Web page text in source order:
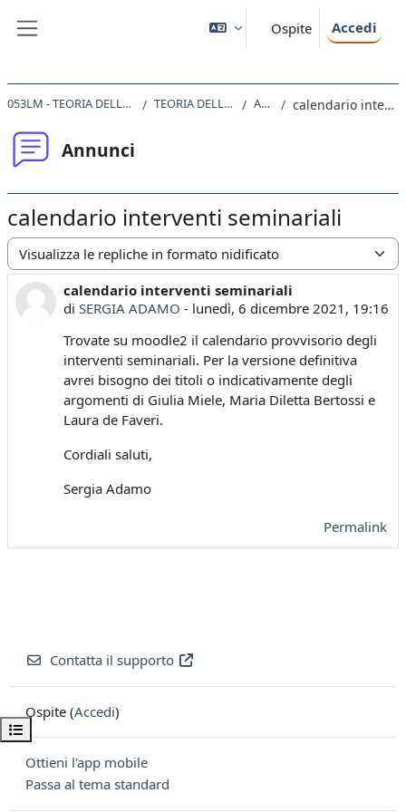
Ospite Accedi
Apri indice del corso
053LM - TEORIA DELLA LETTERATURA 2021 TEORIA DELLA LETTERATURA Annunci calendario interventi seminariali
Annunci
calendario interventi seminariali
Modalità visualizzazione
calendario interventi seminariali
di SERGIA ADAMO - lunedì, 6 dicembre 2021, 19:16
Numero di risposte: 0
Trovate su moodle2 il calendario provvisorio degli
interventi seminariali. Per la versione definitiva
avrei bisogno dei titoli o indicativamente degli
argomenti di Giulia Miele, Maria Diletta Bertossi e
Laura de Faveri.
Cordiali saluti,
Sergia Adamo
Permalink
Contatta il supporto
Ospite (Accedi)
Ottieni l'app mobile
Passa al tema standard